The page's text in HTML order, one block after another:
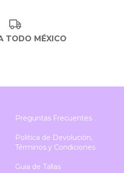
TODO MÉXICO
Preguntas Frecuentes
Politica de Devolución,
Términos y Condiciones
Guia de Tallas